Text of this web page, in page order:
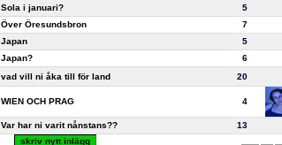
Sola i januari? 5
Över Öresundsbron
7
Japan
5
Japan?
6
vad vill ni åka till för land
20
WIEN OCH PRAG 4
Var har ni varit nånstans?? 13